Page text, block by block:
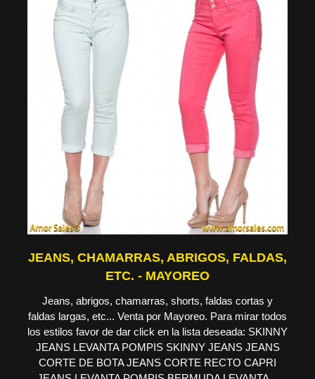
JEANS, CHAMARRAS, ABRIGOS, FALDAS,
ETC. - MAYOREO
Jeans, abrigos, chamarras, shorts, faldas cortas y
faldas largas, etc... Venta por Mayoreo. Para mirar todos
los estilos favor de dar click en la lista deseada: SKINNY
JEANS LEVANTA POMPIS SKINNY JEANS JEANS
CORTE DE BOTA JEANS CORTE RECTO CAPRI